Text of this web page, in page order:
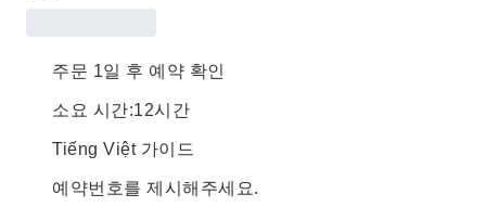
주문 1일 후 예약 확인
소요 시간:12시간
Tiếng Việt 가이드
예약번호를 제시해주세요.